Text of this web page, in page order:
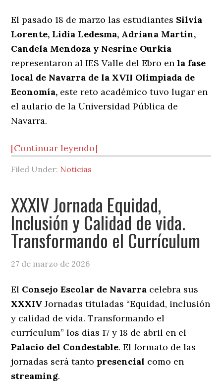
El pasado 18 de marzo las estudiantes Silvia
Lorente, Lidia Ledesma, Adriana Martín,
Candela Mendoza y Nesrine Ourkia
representaron al IES Valle del Ebro enla fase
local de Navarra de la XVII Olimpiada de
Economía, este reto académico tuvo lugar en
el aulario de la Universidad Pública de
Navarra.
[Continuar leyendo]
Filed Under: Noticias
XXXIV Jornada Equidad,
Inclusión y Calidad de vida.
Transformando el Currículum
27 de marzo de 2026
El Consejo Escolar de Navarra celebra sus
XXXIV Jornadas tituladas “Equidad, inclusión
y calidad de vida. Transformando el
currículum” los días 17 y 18 de abril en el
Palacio del Condestable. El formato de las
jornadas será tanto presencial como en
streaming.